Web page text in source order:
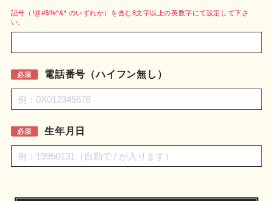
記号（!@#$%^&* のいずれか）を含む8文字以上の英数字にて設定して下さ
い。
必須 電話番号（ハイフン無し）
必須 生年月日